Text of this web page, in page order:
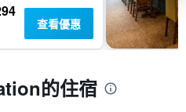
查看優惠
的住宿